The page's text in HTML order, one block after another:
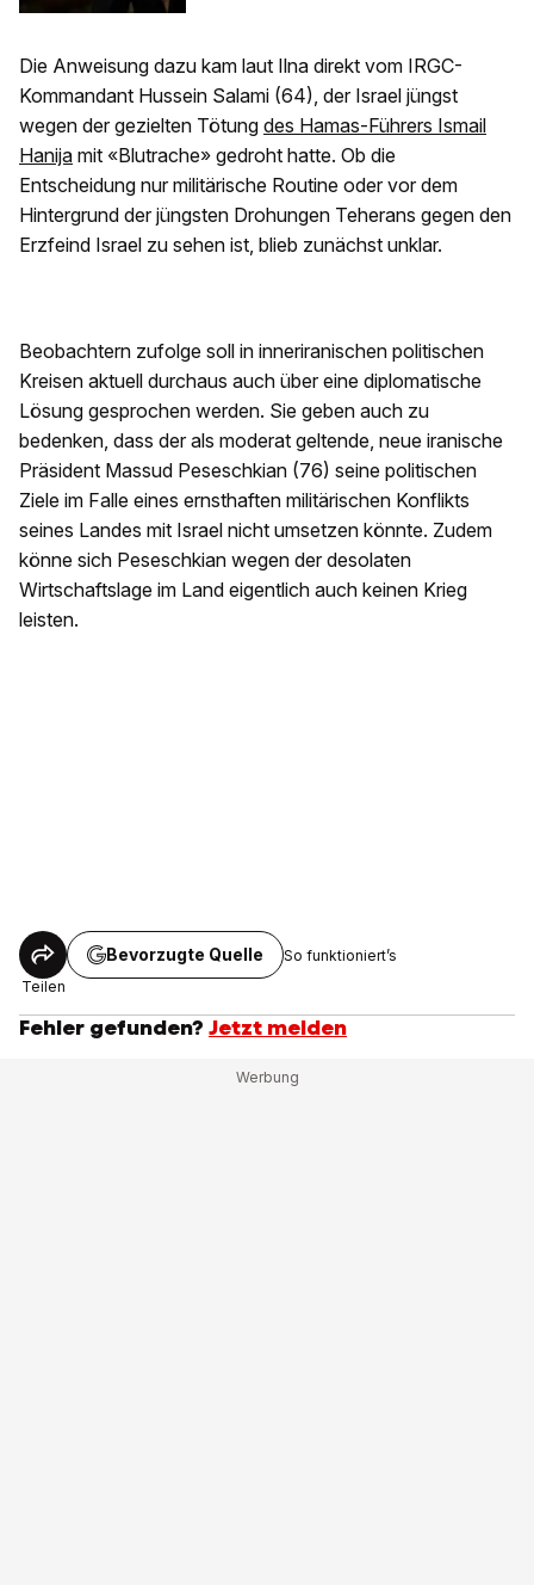
Die Anweisung dazu kam laut Ilna direkt vom IRGC-
Kommandant Hussein Salami (64), der Israel jüngst
wegen der gezielten Tötung des Hamas-Führers Ismail
Hanija mit «Blutrache» gedroht hatte. Ob die
Entscheidung nur militärische Routine oder vor dem
Hintergrund der jüngsten Drohungen Teherans gegen den
Erzfeind Israel zu sehen ist, blieb zunächst unklar.
Beobachtern zufolge soll in inneriranischen politischen
Kreisen aktuell durchaus auch über eine diplomatische
Lösung gesprochen werden. Sie geben auch zu
bedenken, dass der als moderat geltende, neue iranische
Präsident Massud Peseschkian (76) seine politischen
Ziele im Falle eines ernsthaften militärischen Konflikts
seines Landes mit Israel nicht umsetzen könnte. Zudem
könne sich Peseschkian wegen der desolaten
Wirtschaftslage im Land eigentlich auch keinen Krieg
leisten.
Teilen
Bevorzugte Quelle So funktioniert’s
Fehler gefunden? Jetzt melden